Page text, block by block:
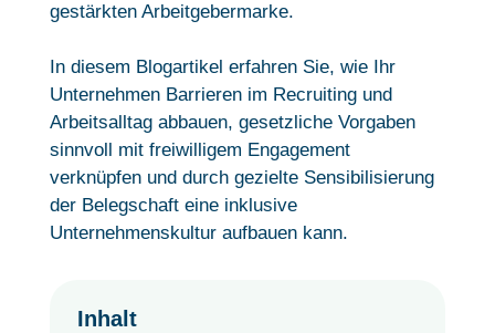
gestärkten Arbeitgebermarke.
In diesem Blogartikel erfahren Sie, wie Ihr
Unternehmen Barrieren im Recruiting und
Arbeitsalltag abbauen, gesetzliche Vorgaben
sinnvoll mit freiwilligem Engagement
verknüpfen und durch gezielte Sensibilisierung
der Belegschaft eine inklusive
Unternehmenskultur aufbauen kann.
Inhalt